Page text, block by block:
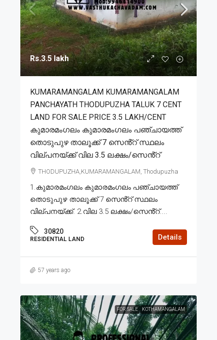
Rs.3.5 lakh
KUMARAMANGALAM KUMARAMANGALAM
PANCHAYATH THODUPUZHA TALUK 7 CENT
LAND FOR SALE PRICE 3.5 LAKH/CENT
കുമാരമംഗലം കുമാരമംഗലം പഞ്ചായത്ത്
തൊടുപുഴ താലൂക്ക് 7 സെൻ്റ് സ്ഥലം
വില്പനയ്ക്ക് വില 3.5 ലക്ഷം/സെൻ്റ്
THODUPUZHA,KUMARAMANGALAM, Thodupuzha
1.കുമാരമംഗലം കുമാരമംഗലം പഞ്ചായത്ത്
തൊടുപുഴ താലൂക്ക് 7 സെൻ്റ് സ്ഥലം
വില്പനയ്ക്ക്. 2.വില 3.5 ലക്ഷം/സെൻ്റ്....
30820
RESIDENTIAL LAND Details
57 years ago
FOR SALE KOTHAMANGALAM